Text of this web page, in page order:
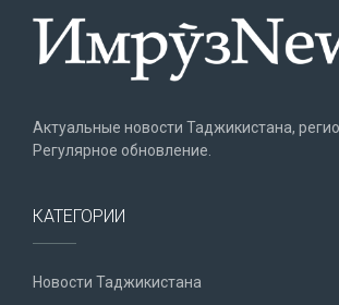
Актуальные новости Таджикистана,
Регулярное обновление.
КАТЕГОРИИ
Новости Таджикистана